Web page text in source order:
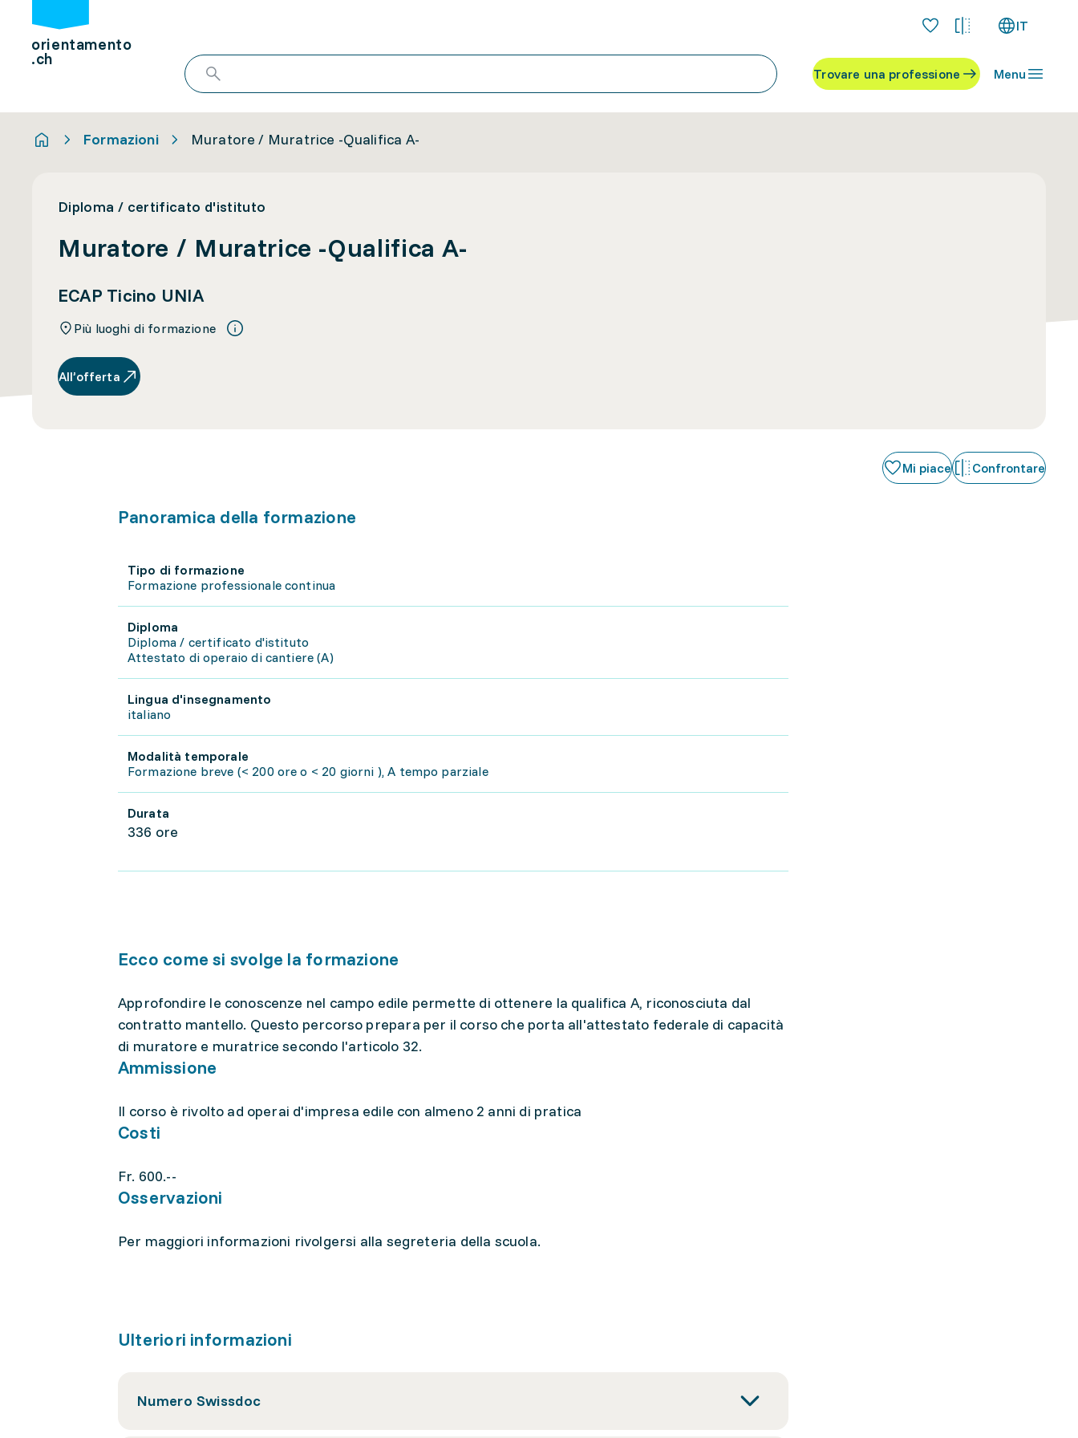
orientamento
.ch
IT
Trovare una professione Menu
Formazioni Muratore / Muratrice -Qualifica A-
Diploma / certificato d'istituto
Muratore / Muratrice -Qualifica A-
ECAP Ticino UNIA
Più luoghi di formazione
All’offerta
Mi piace Confrontare
Panoramica della formazione
Tipo di formazione
Formazione professionale continua
Diploma
Diploma / certificato d'istituto
Attestato di operaio di cantiere (A)
Lingua d'insegnamento
italiano
Modalità temporale
Formazione breve (< 200 ore o < 20 giorni ), A tempo parziale
Durata
336 ore
Ecco come si svolge la formazione
Approfondire le conoscenze nel campo edile permette di ottenere la qualifica A, riconosciuta dal
contratto mantello. Questo percorso prepara per il corso che porta all'attestato federale di capacità
di muratore e muratrice secondo l'articolo 32.
Ammissione
Il corso è rivolto ad operai d'impresa edile con almeno 2 anni di pratica
Costi
Fr. 600.--
Osservazioni
Per maggiori informazioni rivolgersi alla segreteria della scuola.
Ulteriori informazioni
Numero Swissdoc